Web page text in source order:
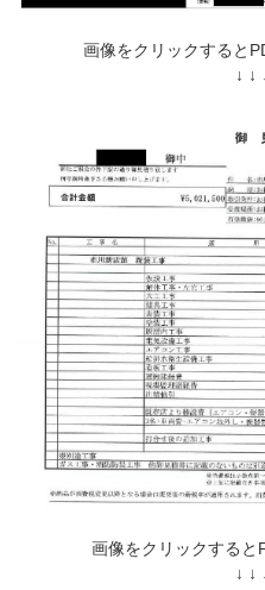
画像をクリックすると
↓ ↓
画像をクリックすると
↓ ↓